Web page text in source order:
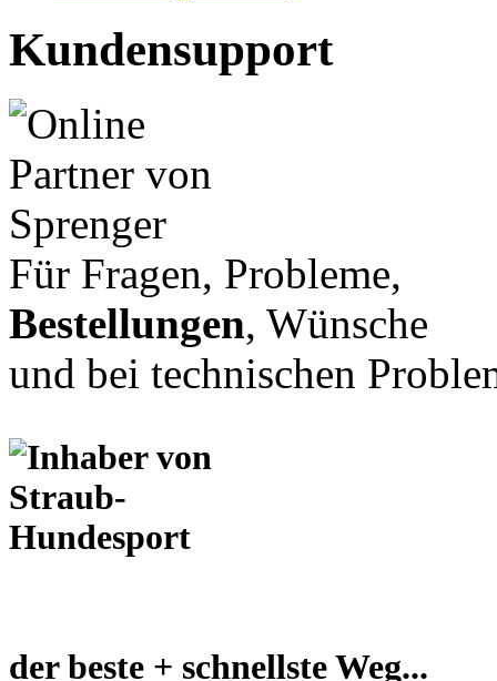
Kundensupport
Für Fragen, Probleme,
Bestellungen, Wünsche
und bei technischen
der beste + schnellste Weg...